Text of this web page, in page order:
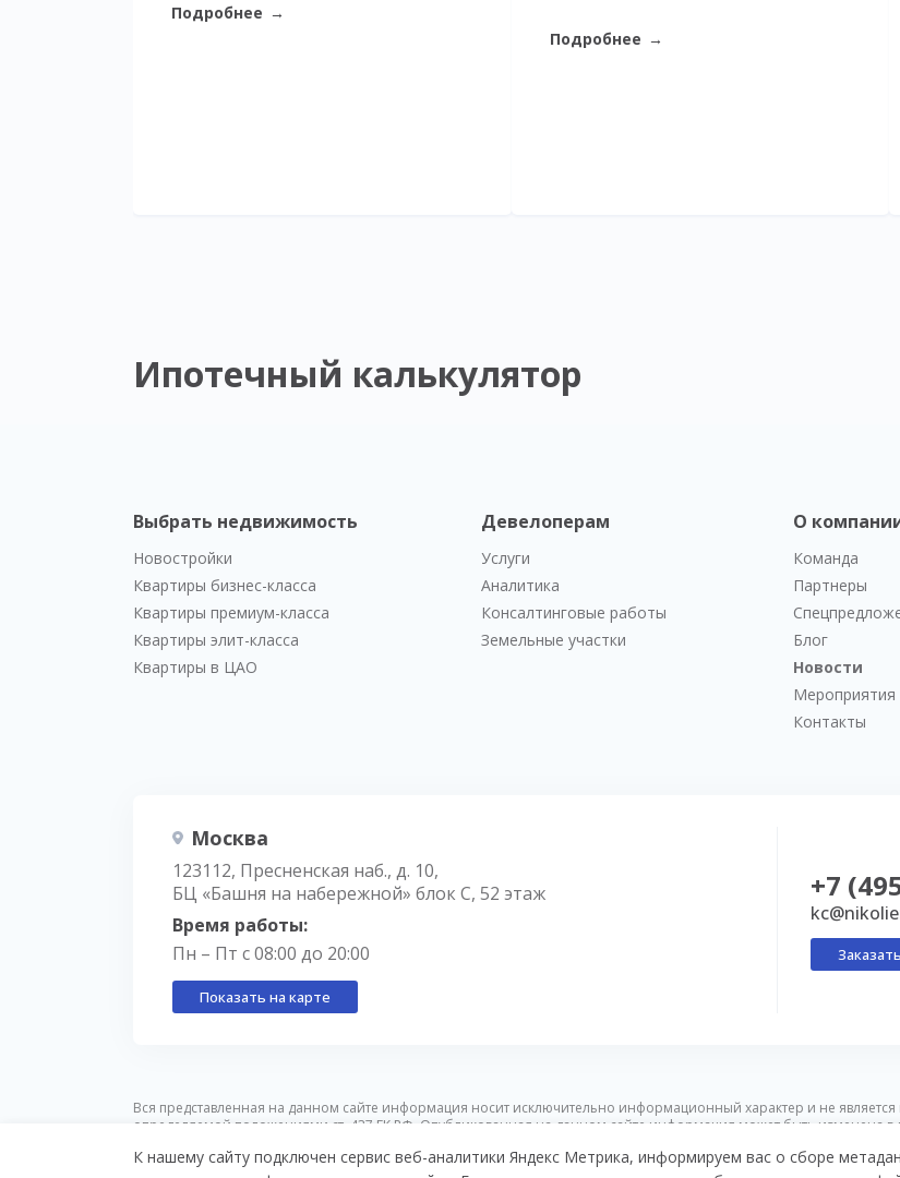
Подробнее →
Подробнее →
Ипотечный калькулятор
Выбрать недвижимость
Новостройки
Квартиры бизнес-класса
Квартиры премиум-класса
Квартиры элит-класса
Квартиры в ЦАО
Девелоперам
Услуги
Аналитика
Консалтинговые работы
Земельные участки
О
Команда
Партнеры
Блог
Новости
Мероприятия
Контакты
Москва
123112, Пресненская наб., д. 10,
БЦ «Башня на набережной» блок С, 52 этаж
Время работы:
Пн – Пт с 08:00 до 20:00
Показать на карте
+7
Вся представленная на данном сайте информация носит исключительно информационный характер и не
определяемой положениями ст. 437 ГК РФ. Опубликованная на данном сайте информация может быть изменена в
К нашему сайту подключен сервис веб-аналитики Яндекс Метрика, информируем вас о сборе